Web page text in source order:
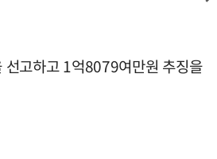
선고하고 1억8079여만원 추징을